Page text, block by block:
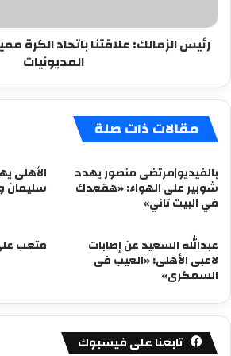
المديونيات
رئيس الزمالك: علاقتنا باتحاد
المديونيات
مقالات ذات صلة
بالفيديو|مرتضى منصور يهدد
شوبير على الهواء: «هقعدك
في البيت تاني»
الأهلى
سليمان
عبدالله السعيد عن إصابات
لاعبى الأهلى: «العيب فى
السمكرى»
متعب
تابعنا على فيسبوك